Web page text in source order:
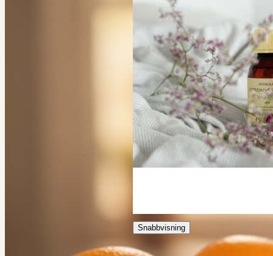
Snabbvisning